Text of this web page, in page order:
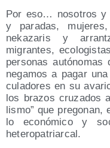
Por eso… noso­tros y
y para­das,
neka­za­ris y
migran­tes,
per­so­nas
nega­mos a pagar
cu­la­do­res en su
los bra­zos cru­za­dos
lis­mo” que
lo eco­nó­mi­co y
heteropatriarcal.